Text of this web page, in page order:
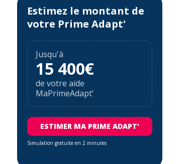
Estimez le montant de
votre Prime Adapt'
Jusqu'à
15 400€
de votre aide
MaPrimeAdapt’
ESTIMER MA PRIME ADAPT'
Simulation gratuite en 2 minutes